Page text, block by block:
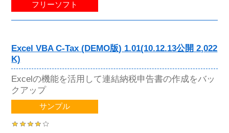
フリーソフト
Excel VBA C-Tax (DEMO版) 1.01(10.12.13公開 2,022
K)
Excelの機能を活用して連結納税申告書の作成をバッ
クアップ
サンプル